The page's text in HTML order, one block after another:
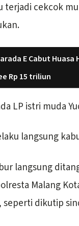
terjadi cekcok
E Cabut Huasa
Rp 15 triliun
LP istri muda
langsung
langsung
Malang
dikutip